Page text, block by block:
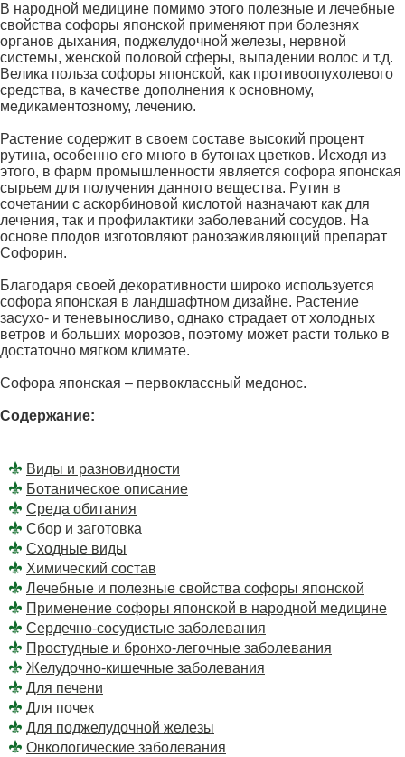
В народной медицине помимо этого полезные и лечебные
свойства софоры японской применяют при болезнях
органов дыхания, поджелудочной железы, нервной
системы, женской половой сферы, выпадении волос и т.д.
Велика польза софоры японской, как противоопухолевого
средства, в качестве дополнения к основному,
медикаментозному, лечению.
Растение содержит в своем составе высокий процент
рутина, особенно его много в бутонах цветков. Исходя из
этого, в фарм промышленности является софора японская
сырьем для получения данного вещества. Рутин в
сочетании с аскорбиновой кислотой назначают как для
лечения, так и профилактики заболеваний сосудов. На
основе плодов изготовляют ранозаживляющий препарат
Софорин.
Благодаря своей декоративности широко используется
софора японская в ландшафтном дизайне. Растение
засухо- и теневыносливо, однако страдает от холодных
ветров и больших морозов, поэтому может расти только в
достаточно мягком климате.
Софора японская – первоклассный медонос.
Содержание:
Виды и разновидности
Ботаническое описание
Среда обитания
Сбор и заготовка
Сходные виды
Химический состав
Лечебные и полезные свойства софоры японской
Применение софоры японской в народной медицине
Сердечно-сосудистые заболевания
Простудные и бронхо-легочные заболевания
Желудочно-кишечные заболевания
Для печени
Для почек
Для поджелудочной железы
Онкологические заболевания